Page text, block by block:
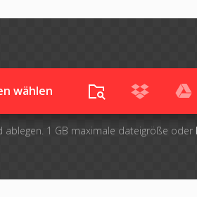
wählen
ablegen. 1 GB maximale dateigröße oder